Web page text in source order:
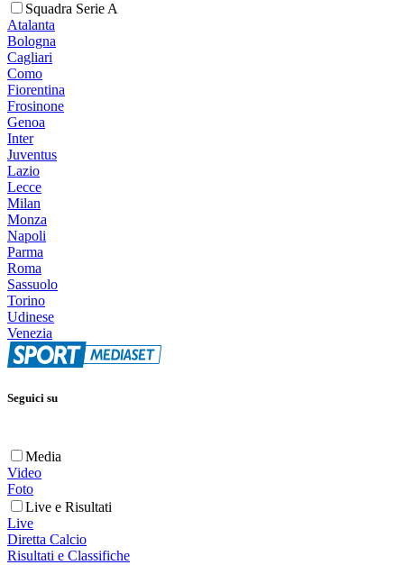
Squadra Serie A
Atalanta
Bologna
Cagliari
Como
Fiorentina
Frosinone
Genoa
Inter
Juventus
Lazio
Lecce
Milan
Monza
Napoli
Parma
Roma
Sassuolo
Torino
Udinese
Venezia
Seguici su
Media
Video
Foto
Live e Risultati
Live
Diretta Calcio
Risultati e Classifiche